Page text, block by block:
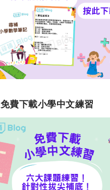
免費下載小學中文練習